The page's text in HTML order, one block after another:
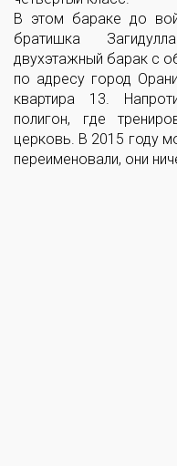
В этом бараке до
братишка
двухэтажный барак с
по адресу город
квартира 13.
полигон, где
церковь. В 2015 году
переименовали, они